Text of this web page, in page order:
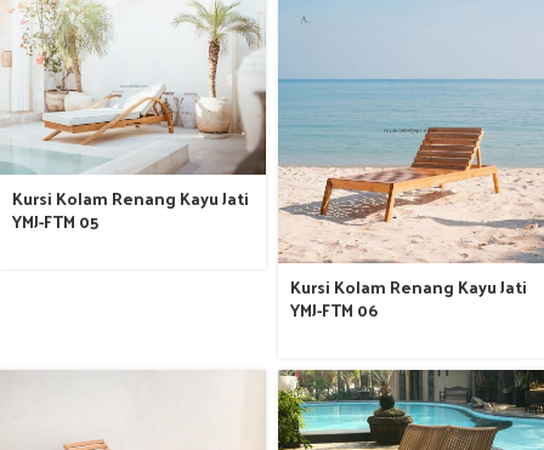
Kursi Kolam Renang Kayu Jati
YMJ-FTM 05
Kursi Kolam Renang Kayu Jati
YMJ-FTM 06